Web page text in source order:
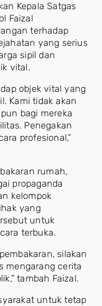
Kepala Satgas
Faizal
terhadap
yang serius
sipil dan
vital.
objek vital yang
Kami tidak akan
bagi mereka
Penegakan
profesional,”
rumah,
propaganda
kelompok
yang
untuk
terbuka.
silakan
mengarang cerita
tambah Faizal.
untuk tetap